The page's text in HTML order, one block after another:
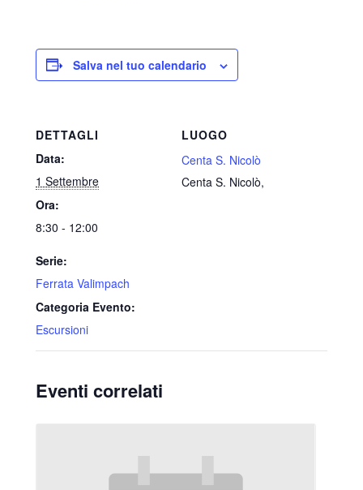
Salva nel tuo calendario
DETTAGLI
Data:
1 Settembre
Ora:
8:30 - 12:00
Serie:
Ferrata Valimpach
Categoria Evento:
Escursioni
LUOGO
Centa S. Nicolò
Centa S. Nicolò,
Eventi correlati